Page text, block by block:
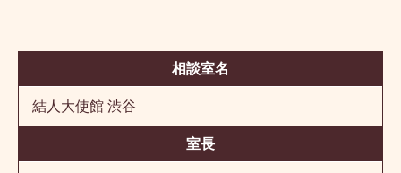
相談室名
結人大使館 渋谷
室長